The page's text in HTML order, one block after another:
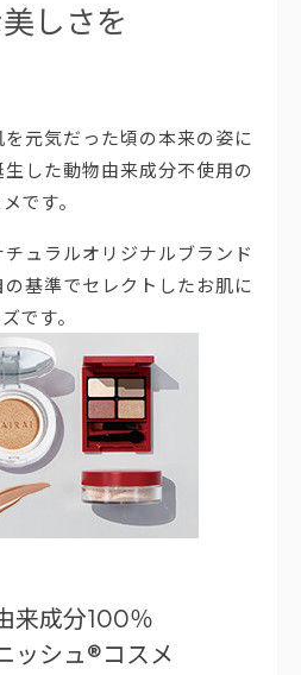
しさを
元気だった頃の本来の姿に
した動物由来成分不使用の
です。
ュラルオリジナルブランド
基準でセレクトしたお肌に
です。
来成分100％
ッシュ®コスメ